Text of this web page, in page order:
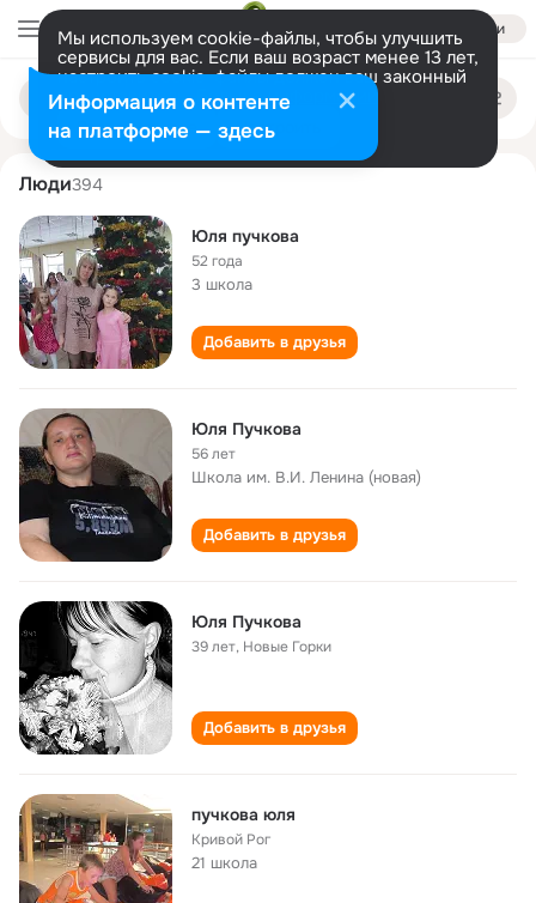
Войти
Мы используем cookie-файлы, чтобы улучшить
сервисы для вас. Если ваш возраст менее 13 лет,
настроить cookie-файлы должен ваш законный
представитель. Больше информации
Разрешить все Настроить
Поиск
людям
yulya puchkova
Люди394
Юля пучкова
52 года
3 школа
Добавить в друзья
Юля Пучкова
56 лет
Школа им. В.И. Ленина (новая)
Добавить в друзья
Юля Пучкова
39 лет, Новые Горки
Добавить в друзья
пучкова юля
Кривой Рог
21 школа
Информация о контенте
на платформе — здесь